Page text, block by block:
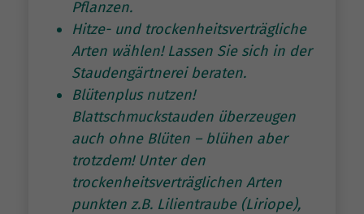
Pflanzen.
Hitze- und trockenheitsverträgliche
Arten wählen! Lassen Sie sich in der
Staudengärtnerei beraten.
Blütenplus nutzen!
Blattschmuckstauden überzeugen
auch ohne Blüten – blühen aber
trotzdem! Unter den
trockenheitsverträglichen Arten
punkten z.B. Lilientraube (Liriope),